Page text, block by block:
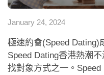
January 24, 2024
極速約會(Speed Dating)
Speed Dating香港熱潮
找對象方式之一。